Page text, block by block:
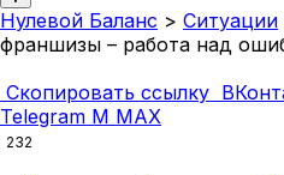
Нулевой Баланс > Ситуации
франшизы – работа над
Скопировать ссылку
Telegram M MAX
232